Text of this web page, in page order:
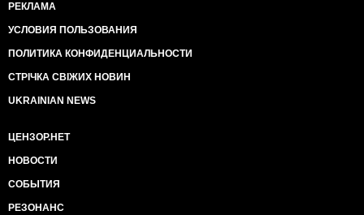
РЕКЛАМА
УСЛОВИЯ ПОЛЬЗОВАНИЯ
ПОЛИТИКА КОНФИДЕНЦИАЛЬНОСТИ
СТРІЧКА СВІЖИХ НОВИН
UKRAINIAN NEWS
ЦЕНЗОР.НЕТ
НОВОСТИ
СОБЫТИЯ
РЕЗОНАНС